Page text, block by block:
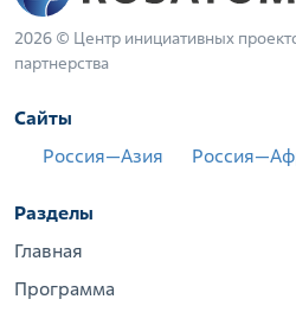
2026 © Центр инициативных
партнерства
Сайты
Россия—Азия
Разделы
Главная
Программа